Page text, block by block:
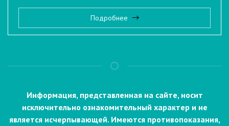
Подробнее
Информация, представленная на сайте, носит
исключительно ознакомительный характер и не
является исчерпывающей. Имеются противопоказания,